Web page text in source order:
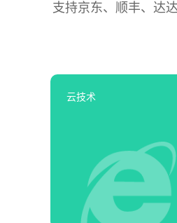
支持京东、顺丰、达
云技术